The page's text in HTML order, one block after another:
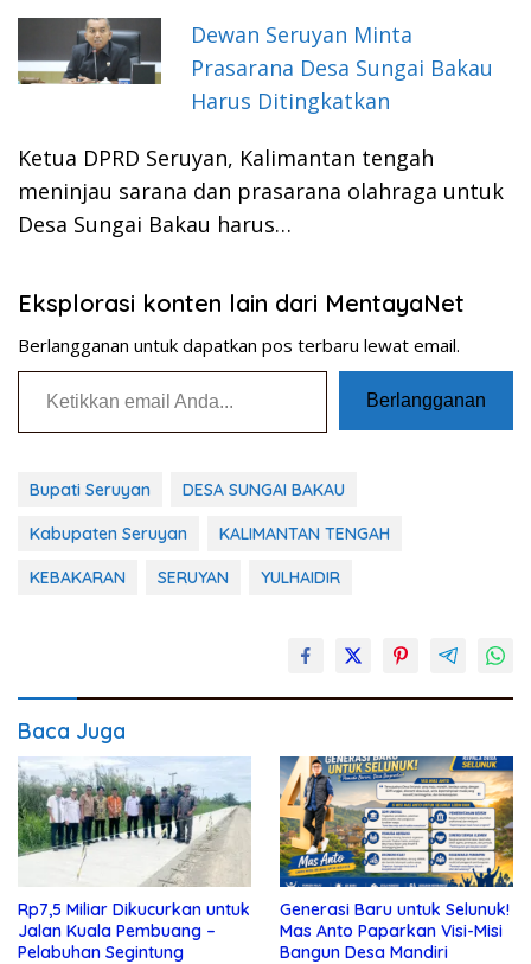
Dewan Seruyan Minta
Prasarana Desa Sungai Bakau
Harus Ditingkatkan
Ketua DPRD Seruyan, Kalimantan tengah
meninjau sarana dan prasarana olahraga untuk
Desa Sungai Bakau harus…
Eksplorasi konten lain dari MentayaNet
Berlangganan untuk dapatkan pos terbaru lewat email.
Ketikkan email Anda...
Berlangganan
Bupati Seruyan DESA SUNGAI BAKAU
Kabupaten Seruyan KALIMANTAN TENGAH
KEBAKARAN SERUYAN YULHAIDIR
Baca Juga
Rp7,5 Miliar Dikucurkan untuk
Jalan Kuala Pembuang –
Pelabuhan Segintung
Generasi Baru untuk Selunuk!
Mas Anto Paparkan Visi-Misi
Bangun Desa Mandiri